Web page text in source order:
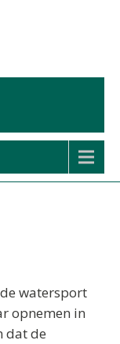
watersport
opnemen in
dat de